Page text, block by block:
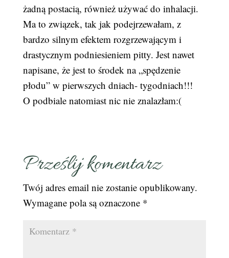
żadną postacią, również używać do inhalacji.
Ma to związek, tak jak podejrzewałam, z
bardzo silnym efektem rozgrzewającym i
drastycznym podniesieniem pitty. Jest nawet
napisane, że jest to środek na „spędzenie
płodu” w pierwszych dniach- tygodniach!!!
O podbiale natomiast nic nie znalazłam:(
Prześlij komentarz
Twój adres email nie zostanie opublikowany.
Wymagane pola są oznaczone *